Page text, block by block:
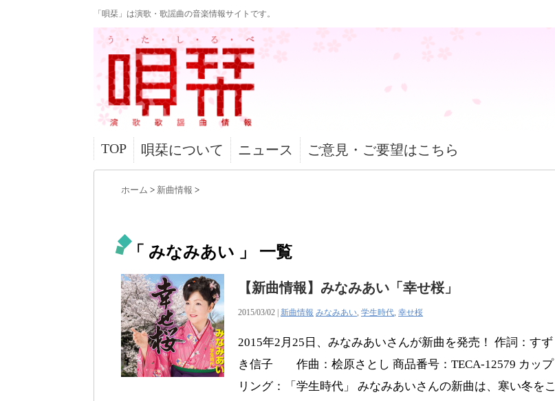
「唄栞」は演歌・歌謡曲の音楽情報サイトです。
TOP 唄栞について ニュース ご意見・ご要望はこちら
ホーム > 新曲情報 >
「 みなみあい 」 一覧
【新曲情報】みなみあい「幸せ桜」
2015/03/02 | 新曲情報 みなみあい, 学生時代, 幸せ桜
2015年2月25日、みなみあいさんが新曲を発売！ 作詞：すず
き信子 作曲：桧原さとし 商品番号：TECA-12579 カップ
リング：「学生時代」 みなみあいさんの新曲は、寒い冬をこ